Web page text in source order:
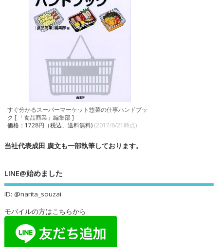
すぐ分かるスーパーマーケット惣菜の仕事ハンドブッ
ク [ 「食品商業」編集部 ]
価格：1728円（税込、送料無料) (2017/6/21時点)
当社代表成田 廣文も一部執筆しております。
LINE@始めました
ID: @narita_souzai
モバイルの方はこちらから